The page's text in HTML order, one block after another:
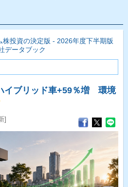
株投資の決定版 - 2026年度下半期版
データブック
イブリッド車+59％増 環境
]